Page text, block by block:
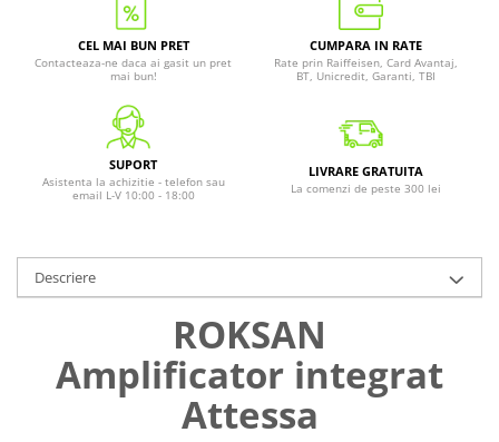
CEL MAI BUN PRET
Contacteaza-ne daca ai gasit un pret
mai bun!
CUMPARA IN RATE
Rate prin Raiffeisen, Card Avantaj,
BT, Unicredit, Garanti, TBI
SUPORT
Asistenta la achizitie - telefon sau
email L-V 10:00 - 18:00
LIVRARE GRATUITA
La comenzi de peste 300 lei
Descriere
ROKSAN
Amplificator integrat
Attessa